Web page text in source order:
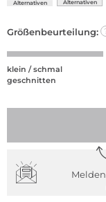
Alternativen Alternativen
Größenbeurteilung:
klein / schmal
geschnitten